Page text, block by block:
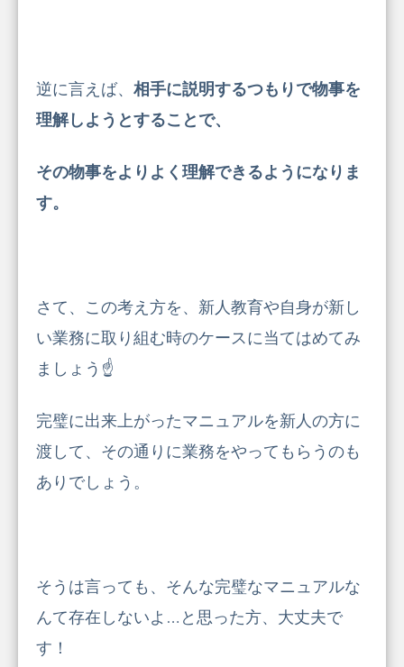
逆に言えば、 相手に説明するつもりで物事を
理解しようとすることで、
その物事をよりよく理解できるようになりま
す。
さて、この考え方を、新人教育や自身が新し
い業務に取り組む時のケースに当てはめてみ
ましょう☝️
完璧に出来上がったマニュアルを新人の方に
渡して、その通りに業務をやってもらうのも
ありでしょう。
そうは言っても、そんな完璧なマニュアルな
んて存在しないよ…と思った方、大丈夫で
す！